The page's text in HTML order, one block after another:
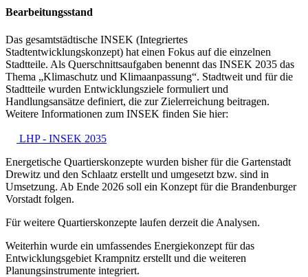
Bearbeitungsstand
Das gesamtstädtische INSEK (Integriertes
Stadtentwicklungskonzept) hat einen Fokus auf die einzelnen
Stadtteile. Als Querschnittsaufgaben benennt das INSEK 2035 das
Thema „Klimaschutz und Klimaanpassung“. Stadtweit und für die
Stadtteile wurden Entwicklungsziele formuliert und
Handlungsansätze definiert, die zur Zielerreichung beitragen.
Weitere Informationen zum INSEK finden Sie hier:
LHP- INSEK 2035
Energetische Quartierskonzepte wurden bisher für die Gartenstadt
Drewitz und den Schlaatz erstellt und umgesetzt bzw. sind in
Umsetzung. Ab Ende 2026 soll ein Konzept für die Brandenburger
Vorstadt folgen.
Für weitere Quartierskonzepte laufen derzeit die Analysen.
Weiterhin wurde ein umfassendes Energiekonzept für das
Entwicklungsgebiet Krampnitz erstellt und die weiteren
Planungsinstrumente integriert.